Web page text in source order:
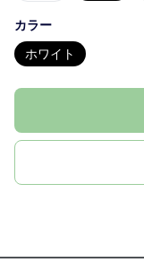
カラー
ホワイト